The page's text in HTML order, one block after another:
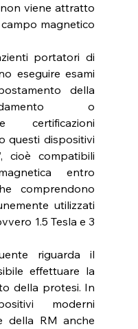
viene attratto
magnetico
portatori di
eseguire esami
della
o
certificazioni
questi dispositivi
cioè compatibili
entro
comprendono
utilizzati
1.5 Tesla e 3
riguarda il
effettuare la
della protesi. In
moderni
della RM anche